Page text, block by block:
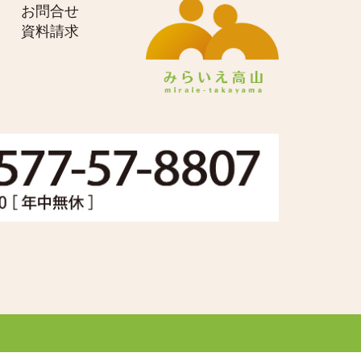
お問合せ
資料請求